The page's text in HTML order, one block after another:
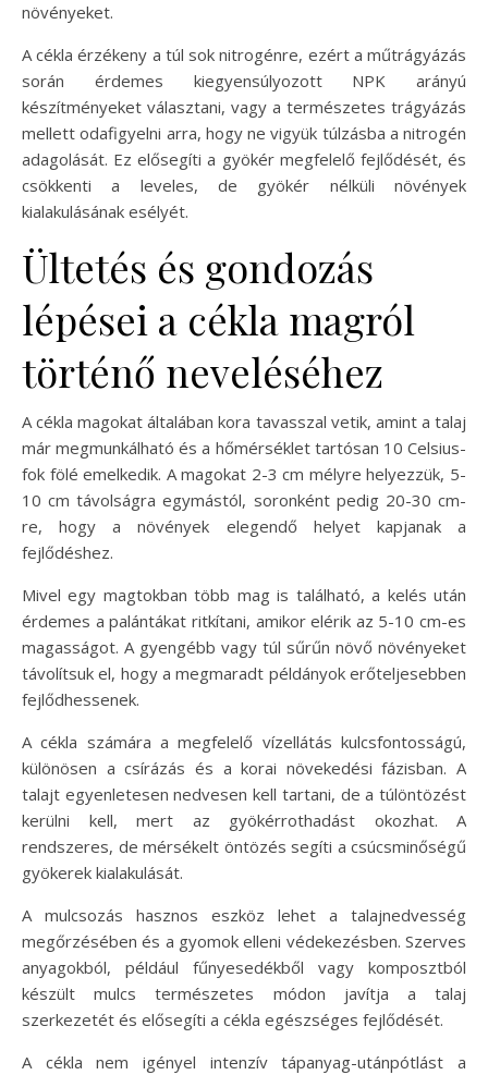
növényeket.
A cékla érzékeny a túl sok nitrogénre, ezért a műtrágyázás
során érdemes kiegyensúlyozott NPK arányú
készítményeket választani, vagy a természetes trágyázás
mellett odafigyelni arra, hogy ne vigyük túlzásba a nitrogén
adagolását. Ez elősegíti a gyökér megfelelő fejlődését, és
csökkenti a leveles, de gyökér nélküli növények
kialakulásának esélyét.
Ültetés és gondozás
lépései a cékla magról
történő neveléséhez
A cékla magokat általában kora tavasszal vetik, amint a talaj
már megmunkálható és a hőmérséklet tartósan 10 Celsius-
fok fölé emelkedik. A magokat 2-3 cm mélyre helyezzük, 5-
10 cm távolságra egymástól, soronként pedig 20-30 cm-
re, hogy a növények elegendő helyet kapjanak a
fejlődéshez.
Mivel egy magtokban több mag is található, a kelés után
érdemes a palántákat ritkítani, amikor elérik az 5-10 cm-es
magasságot. A gyengébb vagy túl sűrűn növő növényeket
távolítsuk el, hogy a megmaradt példányok erőteljesebben
fejlődhessenek.
A cékla számára a megfelelő vízellátás kulcsfontosságú,
különösen a csírázás és a korai növekedési fázisban. A
talajt egyenletesen nedvesen kell tartani, de a túlöntözést
kerülni kell, mert az gyökérrothadást okozhat. A
rendszeres, de mérsékelt öntözés segíti a csúcsminőségű
gyökerek kialakulását.
A mulcsozás hasznos eszköz lehet a talajnedvesség
megőrzésében és a gyomok elleni védekezésben. Szerves
anyagokból, például fűnyesedékből vagy komposztból
készült mulcs természetes módon javítja a talaj
szerkezetét és elősegíti a cékla egészséges fejlődését.
A cékla nem igényel intenzív tápanyag-utánpótlást a